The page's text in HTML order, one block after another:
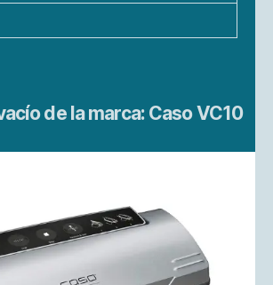
de la marca: Caso VC10